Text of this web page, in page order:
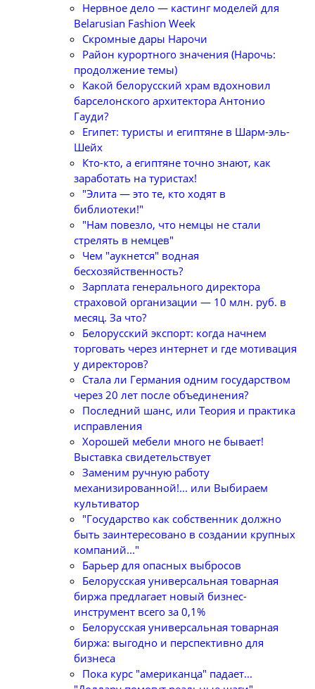
Нервное дело — кастинг моделей для
Belarusian Fashion Week
Скромные дары Нарочи
Район курортного значения (Нарочь:
продолжение темы)
Какой белорусский храм вдохновил
барселонского архитектора Антонио
Гауди?
Египет: туристы и египтяне в Шарм-эль-
Шейх
Кто-кто, а египтяне точно знают, как
заработать на туристах!
"Элита — это те, кто ходят в
библиотеки!"
"Нам повезло, что немцы не стали
стрелять в немцев"
Чем "аукнется" водная
бесхозяйственность?
Зарплата генерального директора
страховой организации — 10 млн. руб. в
месяц. За что?
Белорусский экспорт: когда начнем
торговать через интернет и где мотивация
у директоров?
Стала ли Германия одним государством
через 20 лет после объединения?
Последний шанс, или Теория и практика
исправления
Хорошей мебели много не бывает!
Выставка свидетельствует
Заменим ручную работу
механизированной!... или Выбираем
культиватор
"Государство как собственник должно
быть заинтересовано в создании крупных
компаний..."
Барьер для опасных выбросов
Белорусская универсальная товарная
биржа предлагает новый бизнес-
инструмент всего за 0,1%
Белорусская универсальная товарная
биржа: выгодно и перспективно для
бизнеса
Пока курс "американца" падает...